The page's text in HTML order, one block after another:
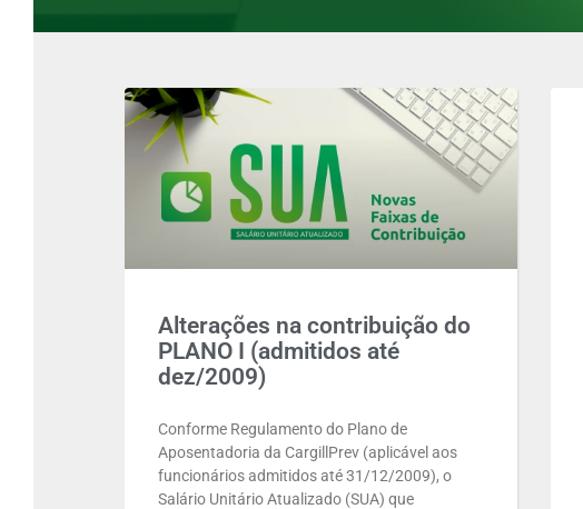
Alterações na contribuição do
PLANO I (admitidos até
dez/2009)
Conforme Regulamento do Plano de
Aposentadoria da CargillPrev (aplicável aos
funcionários admitidos até 31/12/2009), o
Salário Unitário Atualizado (SUA) que